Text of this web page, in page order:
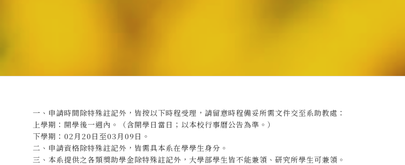
一、申請時間除特殊註記外，皆按以下時程受理，請留意時程備妥所需文件交至系助教處：
上學期：開學後一週內。（含開學日當日；以本校行事曆公告為準。）
下學期：02月20日至03月09日。
二、申請資格除特殊註記外，皆需具本系在學學生身分。
三、本系提供之各類獎助學金除特殊註記外，大學部學生皆不能兼領、研究所學生可兼領。